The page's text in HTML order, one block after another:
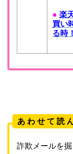
● 楽
買い
る時！
あ わ せ て 読
詐欺メールを